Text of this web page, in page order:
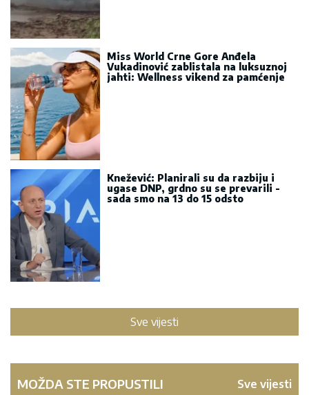
Miss World Crne Gore Anđela
Vukadinović zablistala na luksuznoj
jahti: Wellness vikend za pamćenje
Knežević: Planirali su da razbiju i
ugase DNP, grdno su se prevarili -
sada smo na 13 do 15 odsto
Sve vijesti
MOŽDA STE PROPUSTILI Sve vijesti